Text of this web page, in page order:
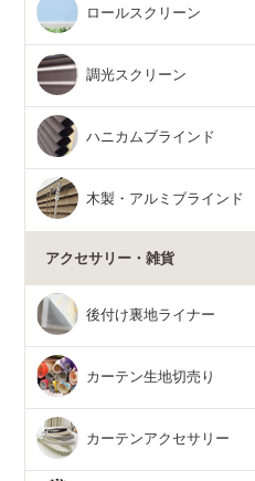
ロールスクリーン
調光スクリーン
ハニカムブラインド
木製・アルミブラインド
アクセサリー・雑貨
後付け裏地ライナー
カーテン生地切売り
カーテンアクセサリー